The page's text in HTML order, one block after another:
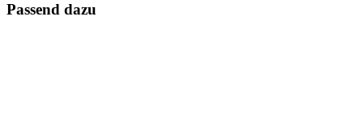
Passend dazu